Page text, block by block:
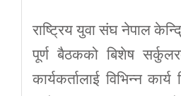
राष्ट्रिय युवा संघ नेपाल
पूर्ण बैठकको बिशेष
कार्यकर्तालाई विभिन्न